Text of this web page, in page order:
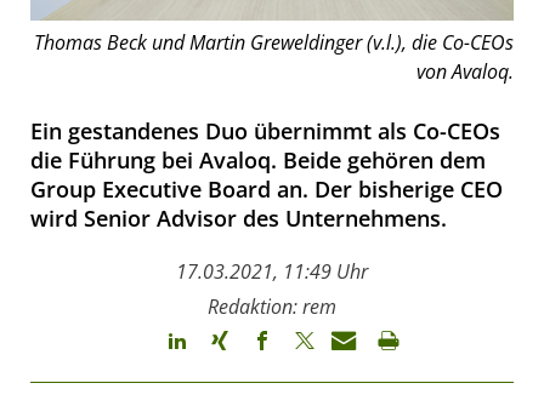
Thomas Beck und Martin Greweldinger (v.l.), die Co-CEOs
von Avaloq.
Ein gestandenes Duo übernimmt als Co-CEOs
die Führung bei Avaloq. Beide gehören dem
Group Executive Board an. Der bisherige CEO
wird Senior Advisor des Unternehmens.
17.03.2021, 11:49 Uhr
Redaktion: rem